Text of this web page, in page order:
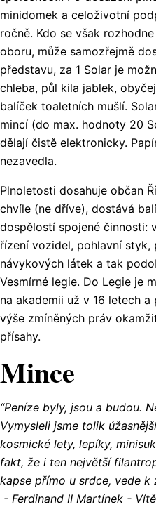
minidomek a celoživotní
ročně. Kdo se však
oboru, může samozřejmě
představu, za 1 Solar je
chleba, půl kila jablek,
balíček toaletních mušlí.
mincí (do max. hodnoty 20
dělají čistě elektronicky.
nezavedla.
Plnoletosti dosahuje občan
chvíle (ne dříve), dostává
dospělostí spojené činnosti:
řízení vozidel, pohlavní
návykových látek a tak
Vesmírné legie. Do Legie je
na akademii už v 16 letech
výše zmíněných práv
přísahy.
Mince
“Peníze byly, jsou a budou.
Vymysleli jsme tolik
kosmické lety, lepíky,
fakt, že i ten největší
kapse přímo u srdce, vede k
- Ferdinand II Martínek -